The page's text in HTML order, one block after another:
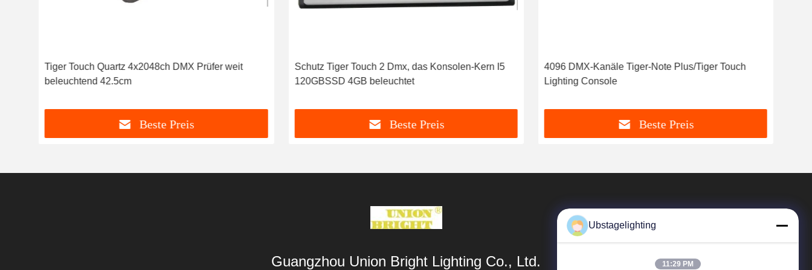
Tiger Touch Quartz 4x2048ch DMX Prüfer weit
beleuchtend 42.5cm
Beste Preis
Schutz Tiger Touch 2 Dmx, das Konsolen-Kern I5
120GBSSD 4GB beleuchtet
Beste Preis
4096 DMX-Kanäle Tiger-Note Plus/Tiger Touch
Lighting Console
Beste Preis
Guangzhou Union Bright Lighting Co., Ltd.
Ubstagelighting
11:29 PM